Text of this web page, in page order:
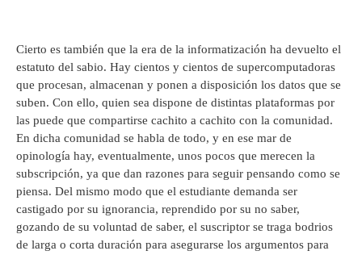
Cierto es también que la era de la informatización ha devuelto el
estatuto del sabio. Hay cientos y cientos de supercomputadoras
que procesan, almacenan y ponen a disposición los datos que se
suben. Con ello, quien sea dispone de distintas plataformas por
las puede que compartirse cachito a cachito con la comunidad.
En dicha comunidad se habla de todo, y en ese mar de
opinología hay, eventualmente, unos pocos que merecen la
subscripción, ya que dan razones para seguir pensando como se
piensa. Del mismo modo que el estudiante demanda ser
castigado por su ignorancia, reprendido por su no saber,
gozando de su voluntad de saber, el suscriptor se traga bodrios
de larga o corta duración para asegurarse los argumentos para